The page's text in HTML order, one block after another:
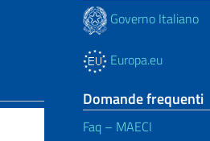
Governo Italiano
Europa.eu
Domande frequenti
Faq – MAECI